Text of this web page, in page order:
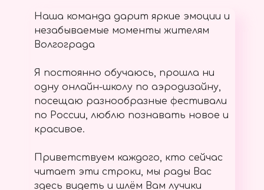
Наша команда дарит яркие эмоции и
незабываемые моменты жителям
Волгограда
Я постоянно обучаюсь, прошла ни
одну онлайн-школу по аэродизайну,
посещаю разнообразные фестивали
по России, люблю познавать новое и
красивое.
Приветствуем каждого, кто сейчас
читает эти строки, мы рады Вас
здесь видеть и шлём Вам лучики